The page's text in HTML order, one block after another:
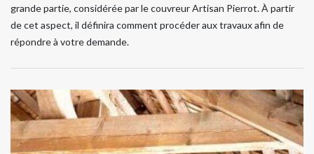
grande partie, considérée par le couvreur Artisan Pierrot. À partir
de cet aspect, il définira comment procéder aux travaux afin de
répondre à votre demande.